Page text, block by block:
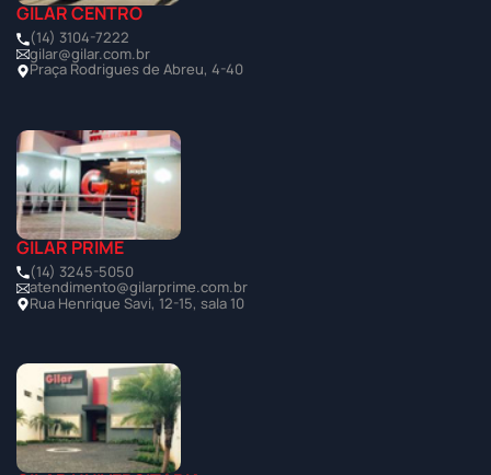
GILAR CENTRO
(14) 3104-7222
gilar@gilar.com.br
Praça Rodrigues de Abreu, 4-40
GILAR PRIME
(14) 3245-5050
atendimento@gilarprime.com.br
Rua Henrique Savi, 12-15, sala 10